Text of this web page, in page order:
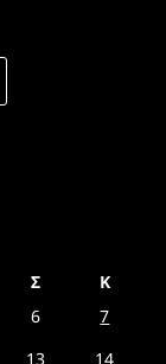
Σ
Κ
6
7
13
14